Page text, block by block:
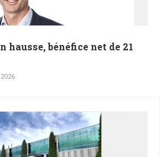
hausse, bénéfice net de 21